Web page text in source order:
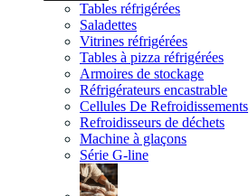
Tables réfrigérées
Saladettes
Vitrines réfrigérées
Tables à pizza réfrigérées
Armoires de stockage
Réfrigérateurs encastrable
Cellules De Refroidissements
Refroidisseurs de déchets
Machine à glaçons
Série G-line